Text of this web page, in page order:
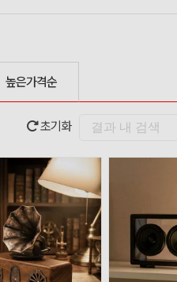
높은가격순
초기화